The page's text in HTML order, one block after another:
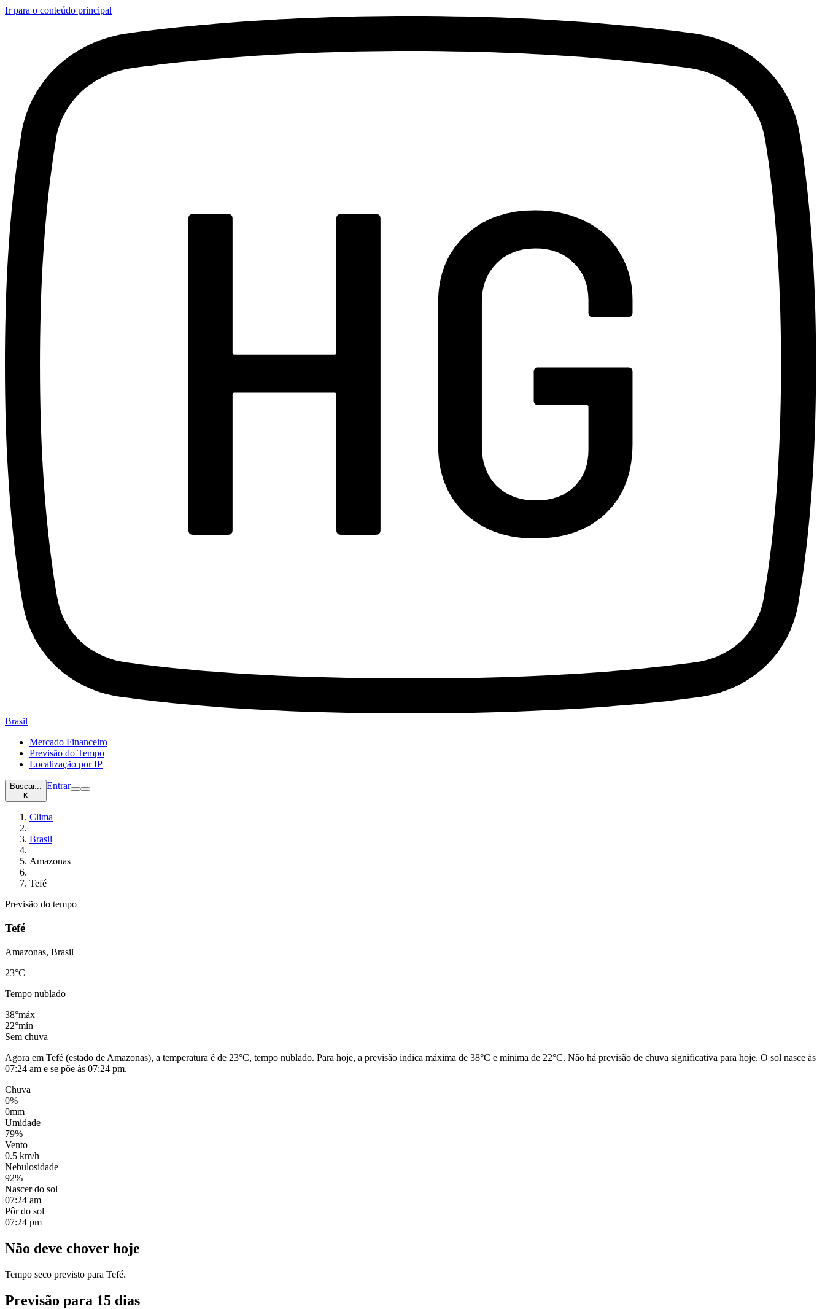
Ir para o conteúdo principal
Brasil
Mercado Financeiro
Previsão do Tempo
Localização por IP
Buscar...
K
Entrar
Clima
Brasil
Amazonas
Tefé
Previsão do tempo
Tefé
Amazonas, Brasil
23°C
Tempo nublado
38°máx
22°mín
Sem chuva
Agora em Tefé (estado de Amazonas), a temperatura é de 23°C, tempo nublado. Para hoje, a previsão indica máxima de 38°C e mínima de 22°C. Não há previsão de chuva significativa para hoje. O sol nasce às
07:24 am e se põe às 07:24 pm.
Chuva
0%
0mm
Umidade
79%
Vento
0.5 km/h
Nebulosidade
92%
Nascer do sol
07:24 am
Pôr do sol
07:24 pm
Não deve chover hoje
Tempo seco previsto para Tefé.
Previsão para 15 dias